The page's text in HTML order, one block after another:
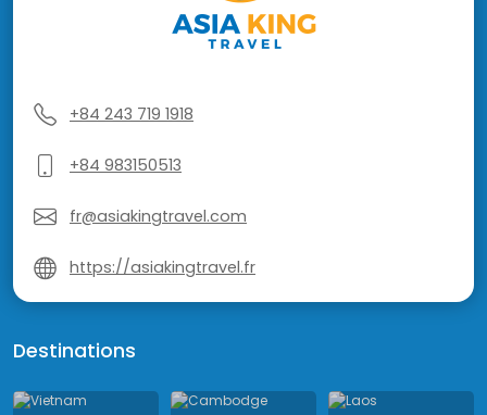
+84 243 719 1918
+84 983150513
fr@asiakingtravel.com
https://asiakingtravel.fr
Destinations